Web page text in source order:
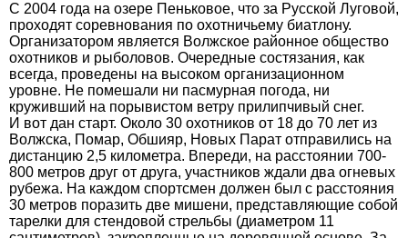
С 2004 года на озере Пеньковое, что за Русской Луговой,
проходят соревнования по охотничьему биатлону.
Организатором является Волжское районное общество
охотников и рыболовов. Очередные состязания, как
всегда, проведены на высоком организационном
уровне. Не помешали ни пасмурная погода, ни
круживший на порывистом ветру прилипчивый снег.
И вот дан старт. Около 30 охотников от 18 до 70 лет из
Волжска, Помар, Обшияр, Новых Парат отправились на
дистанцию 2,5 километра. Впереди, на расстоянии 700-
800 метров друг от друга, участников ждали два огневых
рубежа. На каждом спортсмен должен был с расстояния
30 метров поразить две мишени, представляющие собой
тарелки для стендовой стрельбы (диаметром 11